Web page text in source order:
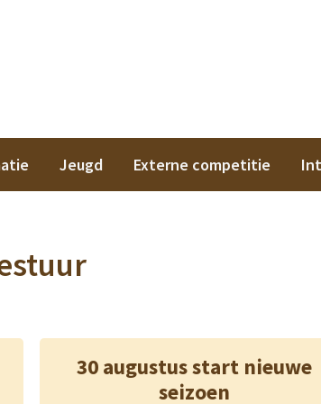
Jeugd Externe competitie
30 augustus start nieuwe
seizoen